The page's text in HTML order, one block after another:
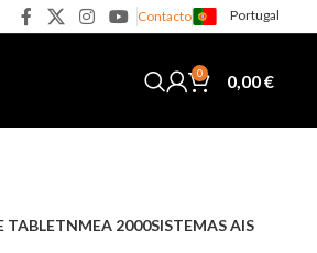
Contacto Portugal
0 0,00€
TABLETNMEA 2000SISTEMAS AIS